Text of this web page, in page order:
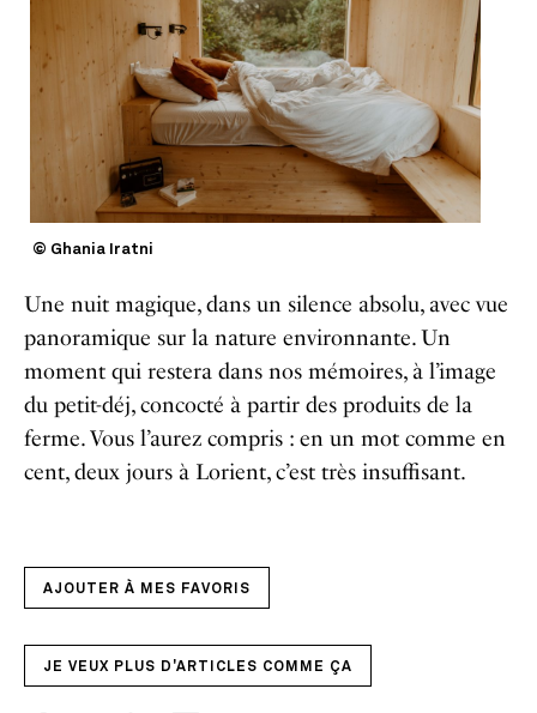
© Ghania Iratni
Une nuit magique, dans un silence absolu, avec vue
panoramique sur la nature environnante. Un
moment qui restera dans nos mémoires, à l’image
du petit-déj, concocté à partir des produits de la
ferme. Vous l’aurez compris : en un mot comme en
cent, deux jours à Lorient, c’est très insuffisant.
AJOUTER À MES FAVORIS
JE VEUX PLUS D'ARTICLES COMME ÇA